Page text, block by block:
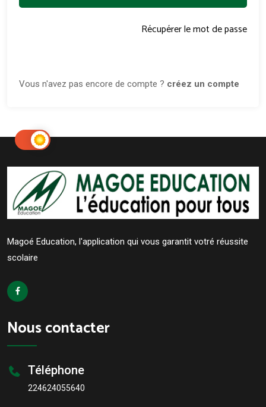
Récupérer le mot de passe
Vous n'avez pas encore de compte ? créez un compte
Magoé Education, l'application qui vous garantit votré réussite
scolaire
Nous contacter
Téléphone
224624055640